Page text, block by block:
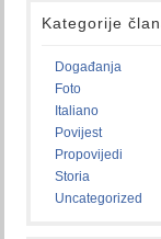
Kategorije
Događanja
Foto
Italiano
Povijest
Propovijedi
Storia
Uncategorized